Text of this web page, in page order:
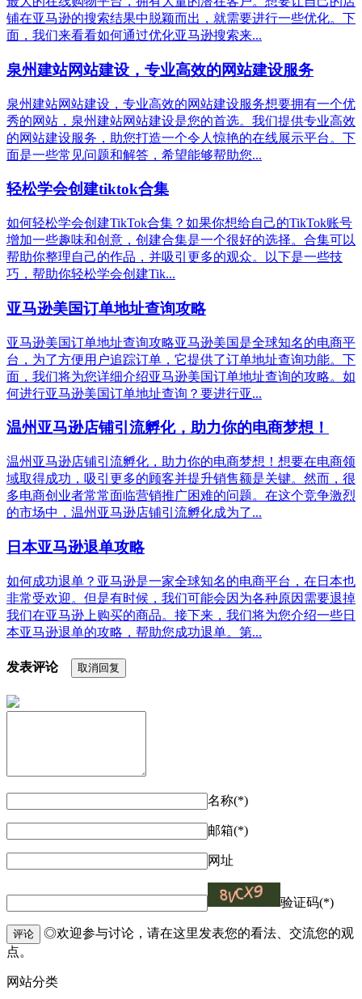
铺在亚马逊的搜索结果中脱颖而出，就需要进行一些优化。下
面，我们来看看如何通过优化亚马逊搜索来...
泉州建站网站建设，专业高效的网站建设服务
泉州建站网站建设，专业高效的网站建设服务想要拥有一个优
秀的网站，泉州建站网站建设是您的首选。我们提供专业高效
的网站建设服务，助您打造一个令人惊艳的在线展示平台。下
面是一些常见问题和解答，希望能够帮助您...
轻松学会创建tiktok合集
如何轻松学会创建TikTok合集？如果你想给自己的TikTok账号
增加一些趣味和创意，创建合集是一个很好的选择。合集可以
帮助你整理自己的作品，并吸引更多的观众。以下是一些技
巧，帮助你轻松学会创建Tik...
亚马逊美国订单地址查询攻略
亚马逊美国订单地址查询攻略亚马逊美国是全球知名的电商平
台，为了方便用户追踪订单，它提供了订单地址查询功能。下
面，我们将为您详细介绍亚马逊美国订单地址查询的攻略。如
何进行亚马逊美国订单地址查询？要进行亚...
温州亚马逊店铺引流孵化，助力你的电商梦想！
温州亚马逊店铺引流孵化，助力你的电商梦想！想要在电商领
域取得成功，吸引更多的顾客并提升销售额是关键。然而，很
多电商创业者常常面临营销推广困难的问题。在这个竞争激烈
的市场中，温州亚马逊店铺引流孵化成为了...
日本亚马逊退单攻略
如何成功退单？亚马逊是一家全球知名的电商平台，在日本也
非常受欢迎。但是有时候，我们可能会因为各种原因需要退掉
我们在亚马逊上购买的商品。接下来，我们将为您介绍一些日
本亚马逊退单的攻略，帮助您成功退单。第...
发表评论 取消回复
名称(*)
邮箱(*)
网址
验证码(*)
评论
◎欢迎参与讨论，请在这里发表您的看法、交流您的观
点。
网站分类